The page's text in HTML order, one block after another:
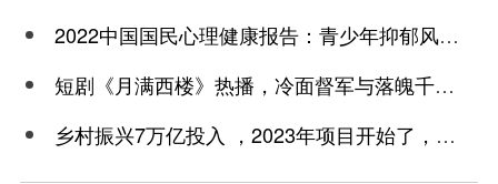
2022中国国民心理健康报告：青少年抑郁风险高于成年
短剧《月满西楼》热播，冷面督军与落魄千金谱写民国传奇
乡村振兴7万亿投入 ，2023年项目开始了，总有一个适合你